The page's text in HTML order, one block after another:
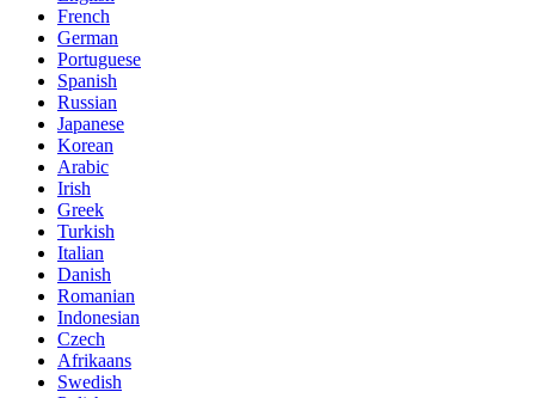
French
German
Portuguese
Spanish
Russian
Japanese
Korean
Arabic
Irish
Greek
Turkish
Italian
Danish
Romanian
Indonesian
Czech
Afrikaans
Swedish